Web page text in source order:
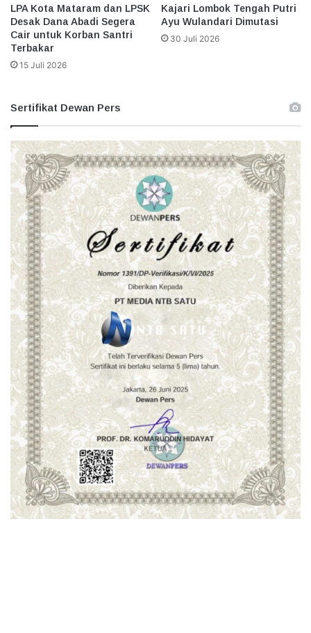
LPA Kota Mataram dan LPSK
Desak Dana Abadi Segera
Cair untuk Korban Santri
Terbakar
15 Juli 2026
Kajari Lombok Tengah Putri
Ayu Wulandari Dimutasi
30 Juli 2026
Sertifikat Dewan Pers